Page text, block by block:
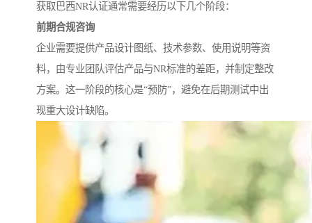
获取巴西NR认证通常需要经历以下几个阶段：
前期合规咨询
企业需要提供产品设计图纸、技术参数、使用说明等资
料，由专业团队评估产品与NR标准的差距，并制定整改
方案。这一阶段的核心是“预防”，避免在后期测试中出
现重大设计缺陷。